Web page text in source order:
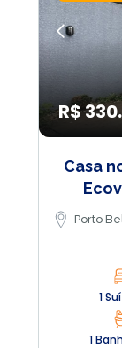
R$
Casa
Porto
1
1